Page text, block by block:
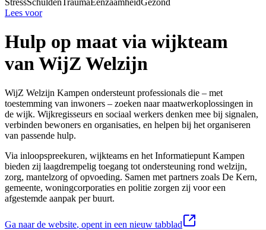
StressSchuldenTraumaEenzaamheidGezond
Lees voor
Hulp op maat via wijkteam
van WijZ Welzijn
WijZ Welzijn Kampen ondersteunt professionals die – met
toestemming van inwoners – zoeken naar maatwerkoplossingen in
de wijk. Wijkregisseurs en sociaal werkers denken mee bij signalen,
verbinden bewoners en organisaties, en helpen bij het organiseren
van passende hulp.
Via inloopspreekuren, wijkteams en het Informatiepunt Kampen
bieden zij laagdrempelig toegang tot ondersteuning rond welzijn,
zorg, mantelzorg of opvoeding. Samen met partners zoals De Kern,
gemeente, woningcorporaties en politie zorgen zij voor een
afgestemde aanpak per buurt.
Ga naar de website, opent in een nieuw tabblad